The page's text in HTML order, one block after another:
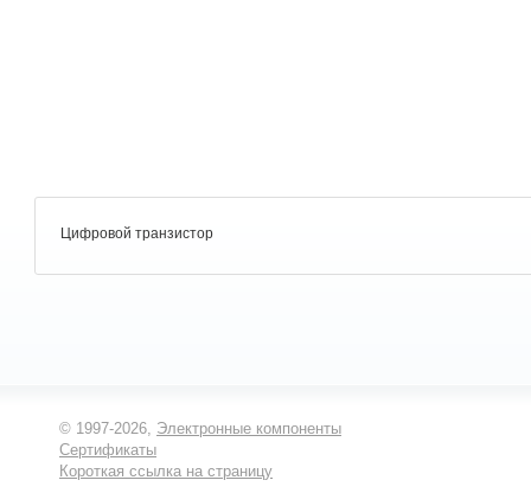
Цифровой транзистор
© 1997-2026, Электронные компоненты
Сертификаты
Короткая ссылка на страницу